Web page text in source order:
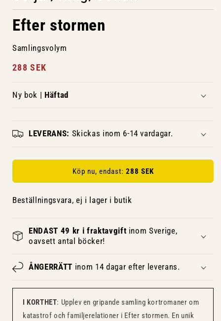
Efter stormen
Samlingsvolym
Ordinarie
288 SEK
Ny bok | Häftad
LEVERANS: Skickas inom 6-14 vardagar.
Köp nu, endast: 288 SEK
Beställningsvara, ej i lager i butik
ENDAST 49 kr i fraktavgift inom Sverige,
oavsett antal böcker!
ÅNGERRÄTT inom 14 dagar efter leverans.
I KORTHET: Upplev en gripande samling kortromaner om
katastrof och familjerelationer i Efter stormen. En unik